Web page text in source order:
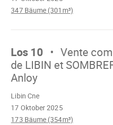
347 Bäume (301m³)
Mach
Los 10
Vente
de LIBIN et
Anloy
17 Oktober 2025
Libin Cne
173 Bäume (354m³)